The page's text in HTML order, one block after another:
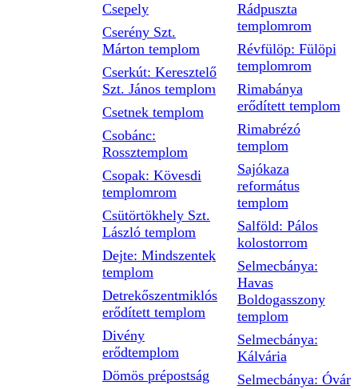
Csepely
Cserény Szt.
Márton templom
Cserkút: Keresztelő
Szt. János templom
Csetnek templom
Csobánc:
Rossztemplom
Csopak: Kövesdi
templomrom
Csütörtökhely Szt.
László templom
Dejte: Mindszentek
templom
Detrekőszentmiklós
erődített templom
Divény
erődtemplom
Dömös prépostság
Rádpuszta
templomrom
Révfülöp: Fülöpi
templomrom
Rimabánya
erődített templom
Rimabrézó
templom
Sajókaza
református
templom
Salföld: Pálos
kolostorrom
Selmecbánya:
Havas
Boldogasszony
templom
Selmecbánya:
Kálvária
Selmecbánya: Óvár